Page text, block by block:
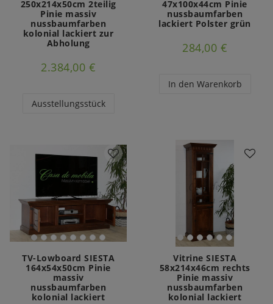
250x214x50cm 2teilig
Pinie massiv
nussbaumfarben
kolonial lackiert zur
Abholung
2.384,00 €
Ausstellungsstück
47x100x44cm Pinie
nussbaumfarben
lackiert Polster grün
284,00 €
In den Warenkorb
TV-Lowboard SIESTA
164x54x50cm Pinie
massiv
nussbaumfarben
kolonial lackiert
Vitrine SIESTA
58x214x46cm rechts
Pinie massiv
nussbaumfarben
kolonial lackiert